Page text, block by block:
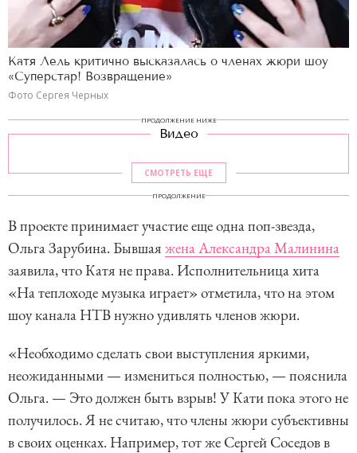
Катя Лель критично высказалась о членах жюри шоу
«Суперстар! Возвращение»
Фото Сергея Черных
ПРОДОЛЖЕНИЕ НИЖЕ
Видео
СМОТРЕТЬ ЕЩЕ
ПРОДОЛЖЕНИЕ
В проекте принимает участие еще одна поп-звезда,
Ольга Зарубина. Бывшая жена Александра Малинина
заявила, что Катя не права. Исполнительница хита
«На теплоходе музыка играет» отметила, что на этом
шоу канала НТВ нужно удивлять членов жюри.
«Необходимо сделать свои выступления яркими,
неожиданными — измениться полностью, — пояснила
Ольга. — Это должен быть взрыв! У Кати пока этого не
получилось. Я не считаю, что члены жюри субъективны
в своих оценках. Например, тот же Сергей Соседов в